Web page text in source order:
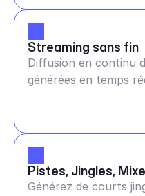
Streaming sans fin
Diffusion en continu
générées en temps
Pistes, Jingles,
Générez de courts